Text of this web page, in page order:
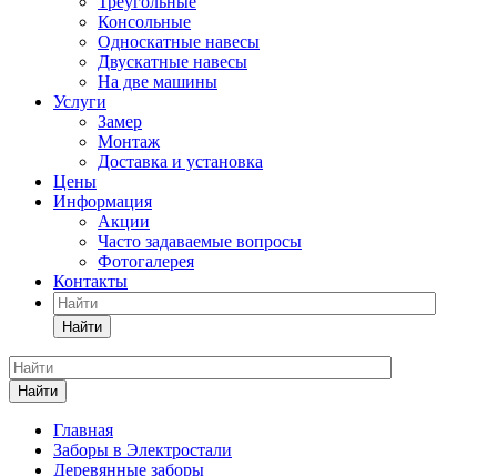
Консольные
Односкатные навесы
Двускатные навесы
На две машины
Услуги
Замер
Монтаж
Доставка и установка
Цены
Информация
Акции
Часто задаваемые вопросы
Фотогалерея
Контакты
Найти
Найти
Главная
Заборы в Электростали
Деревянные заборы